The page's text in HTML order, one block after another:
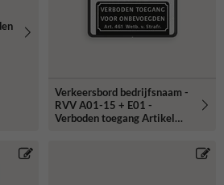
Verkeersbord bedrijfsnaam -
RVV A01-15 + E01 -
Verboden toegang Artikel